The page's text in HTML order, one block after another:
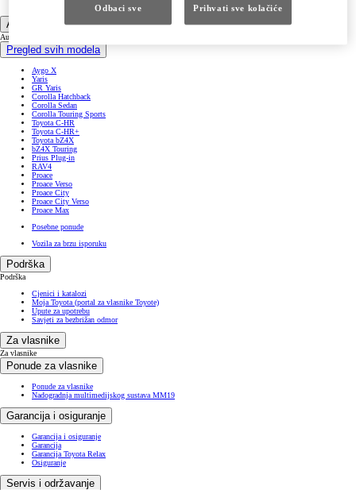
[%page10.linktext%]
Automobili
Automobili
Pregled svih modela
Aygo X
Yaris
GR Yaris
Corolla Hatchback
Corolla Sedan
Corolla Touring Sports
Toyota C-HR
Toyota C-HR+
Toyota bZ4X
bZ4X Touring
Prius Plug-in
RAV4
Proace
Proace Verso
Proace City
Proace City Verso
Proace Max
Posebne ponude
Vozila za brzu isporuku
Podrška
Podrška
Cjenici i katalozi
Moja Toyota (portal za vlasnike Toyote)
Upute za upotrebu
Savjeti za bezbrižan odmor
Za vlasnike
Za vlasnike
Ponude za vlasnike
Ponude za vlasnike
Nadogradnja multimedijskog sustava MM19
Garancija i osiguranje
Garancija i osiguranje
Garancija
Garancija Toyota Relax
Osiguranje
Servis i održavanje
Odbaci sve Prihvati sve kolačiće